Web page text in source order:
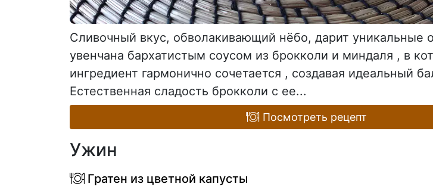
Сливочный вкус, обволакивающий нёбо, дарит уникальные
увенчана бархатистым соусом из брокколи и миндаля , в
ингредиент гармонично сочетается , создавая идеальный
Естественная сладость брокколи с ее...
Посмотреть рецепт
Ужин
Гратен из цветной капусты